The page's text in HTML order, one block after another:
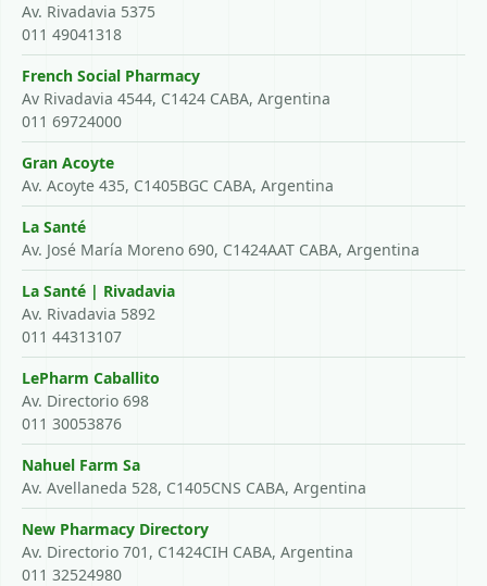
Av. Rivadavia 5375
011 49041318
French Social Pharmacy
Av Rivadavia 4544, C1424 CABA, Argentina
011 69724000
Gran Acoyte
Av. Acoyte 435, C1405BGC CABA, Argentina
La Santé
Av. José María Moreno 690, C1424AAT CABA, Argentina
La Santé | Rivadavia
Av. Rivadavia 5892
011 44313107
LePharm Caballito
Av. Directorio 698
011 30053876
Nahuel Farm Sa
Av. Avellaneda 528, C1405CNS CABA, Argentina
New Pharmacy Directory
Av. Directorio 701, C1424CIH CABA, Argentina
011 32524980